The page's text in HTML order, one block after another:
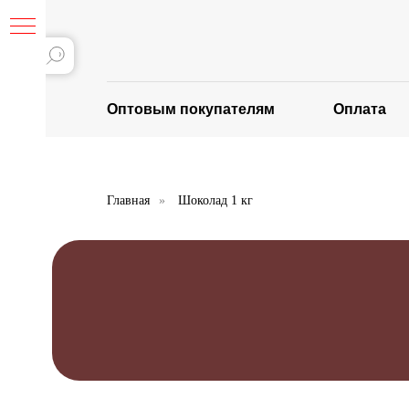
Оптовым покупателям Оплата
Главная » Шоколад 1 кг